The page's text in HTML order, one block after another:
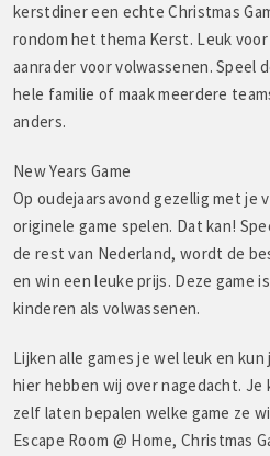
kerstdiner een echte Christmas
rondom het thema Kerst. Leuk
aanrader voor volwassenen. Speel
hele familie of maak meerdere
anders.
New Years Game
Op oudejaarsavond gezellig met je
originele game spelen. Dat kan!
de rest van Nederland, wordt de
en win een leuke prijs. Deze game
kinderen als volwassenen.
Lijken alle games je wel leuk en
hier hebben wij over nagedacht. Je
zelf laten bepalen welke game ze
Escape Room @ Home, Christmas